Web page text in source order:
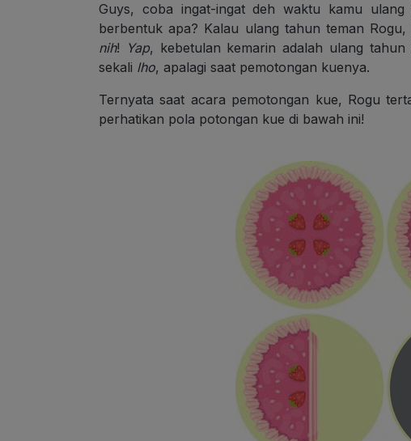
Guys, coba ingat-ingat deh waktu kamu
berbentuk apa? Kalau ulang tahun teman
nih! Yap, kebetulan kemarin adalah ulang
sekali lho, apalagi saat pemotongan kuenya.
Ternyata saat acara pemotongan kue, Rogu
perhatikan pola potongan kue di bawah ini!